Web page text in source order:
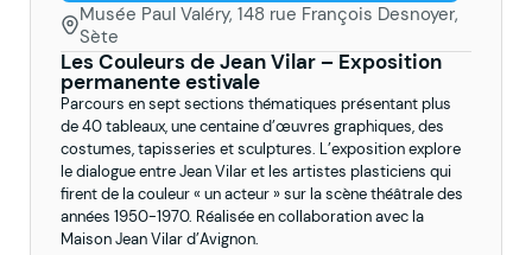
Musée Paul Valéry, 148 rue François Desnoyer,
Sète
Les Couleurs de Jean Vilar – Exposition
permanente estivale
Parcours en sept sections thématiques présentant plus
de 40 tableaux, une centaine d’œuvres graphiques, des
costumes, tapisseries et sculptures. L’exposition explore
le dialogue entre Jean Vilar et les artistes plasticiens qui
firent de la couleur « un acteur » sur la scène théâtrale des
années 1950-1970. Réalisée en collaboration avec la
Maison Jean Vilar d’Avignon.